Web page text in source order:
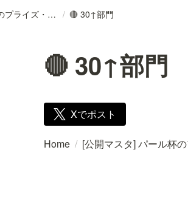
[公開マスタ] パール杯のプライズ・部門・終了時刻 / 🔴 30↑部門
🔴 30↑部門
Xでポスト
Home / [公開マスタ] パール杯